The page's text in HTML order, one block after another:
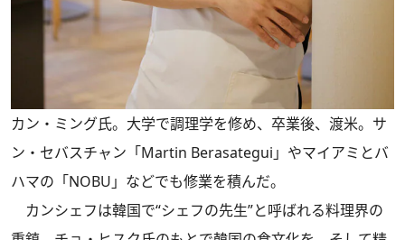
カン・ミング氏。大学で調理学を修め、卒業後、渡米。サ
ン・セバスチャン「Martin Berasategui」やマイアミとバ
ハマの「NOBU」などでも修業を積んだ。
カンシェフは韓国で“シェフの先生”と呼ばれる料理界の